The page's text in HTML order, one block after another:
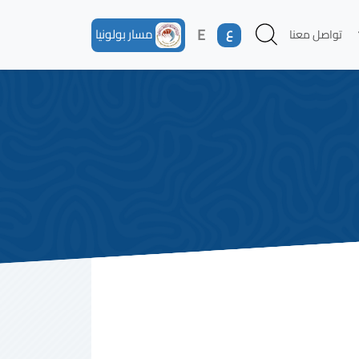
تواصل معنا ع E مسار بولونيا